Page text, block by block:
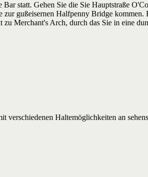
statt. Gehen Sie die Sie Hauptstraße
gußeisernen Halfpenny Bridge
Merchant's Arch, durch das Sie in eine
Haltemöglichkeiten an